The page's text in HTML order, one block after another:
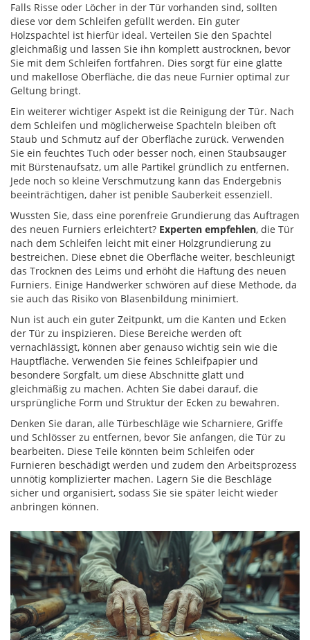
Falls Risse oder Löcher in der Tür vorhanden sind, sollten
diese vor dem Schleifen gefüllt werden. Ein guter
Holzspachtel ist hierfür ideal. Verteilen Sie den Spachtel
gleichmäßig und lassen Sie ihn komplett austrocknen, bevor
Sie mit dem Schleifen fortfahren. Dies sorgt für eine glatte
und makellose Oberfläche, die das neue Furnier optimal zur
Geltung bringt.
Ein weiterer wichtiger Aspekt ist die Reinigung der Tür. Nach
dem Schleifen und möglicherweise Spachteln bleiben oft
Staub und Schmutz auf der Oberfläche zurück. Verwenden
Sie ein feuchtes Tuch oder besser noch, einen Staubsauger
mit Bürstenaufsatz, um alle Partikel gründlich zu entfernen.
Jede noch so kleine Verschmutzung kann das Endergebnis
beeinträchtigen, daher ist penible Sauberkeit essenziell.
Wussten Sie, dass eine porenfreie Grundierung das Auftragen
des neuen Furniers erleichtert? Experten empfehlen, die Tür
nach dem Schleifen leicht mit einer Holzgrundierung zu
bestreichen. Diese ebnet die Oberfläche weiter, beschleunigt
das Trocknen des Leims und erhöht die Haftung des neuen
Furniers. Einige Handwerker schwören auf diese Methode, da
sie auch das Risiko von Blasenbildung minimiert.
Nun ist auch ein guter Zeitpunkt, um die Kanten und Ecken
der Tür zu inspizieren. Diese Bereiche werden oft
vernachlässigt, können aber genauso wichtig sein wie die
Hauptfläche. Verwenden Sie feines Schleifpapier und
besondere Sorgfalt, um diese Abschnitte glatt und
gleichmäßig zu machen. Achten Sie dabei darauf, die
ursprüngliche Form und Struktur der Ecken zu bewahren.
Denken Sie daran, alle Türbeschläge wie Scharniere, Griffe
und Schlösser zu entfernen, bevor Sie anfangen, die Tür zu
bearbeiten. Diese Teile könnten beim Schleifen oder
Furnieren beschädigt werden und zudem den Arbeitsprozess
unnötig komplizierter machen. Lagern Sie die Beschläge
sicher und organisiert, sodass Sie sie später leicht wieder
anbringen können.